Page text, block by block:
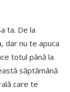
ta. De la
dar nu te apuca
totul până la
săptămână
care te